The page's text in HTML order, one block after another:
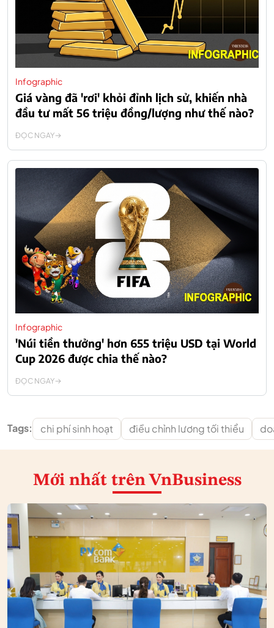
Infographic
Giá vàng đã 'rơi' khỏi đỉnh lịch sử, khiến nhà
đầu tư mất 56 triệu đồng/lượng như thế nào?
ĐỌC NGAY
Infographic
'Núi tiền thưởng' hơn 655 triệu USD tại World
Cup 2026 được chia thế nào?
ĐỌC NGAY
Tags: chi phí sinh hoạt điều chỉnh lương tối thiểu
Mới nhất trên VnBusiness